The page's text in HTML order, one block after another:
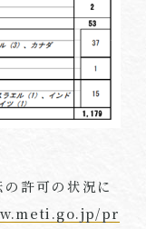
許可の状況に
pr